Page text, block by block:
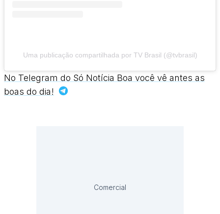
Uma publicação compartilhada por TV Brasil (@tvbrasil)
No Telegram do Só Notícia Boa você vê antes as
boas do dia!
Comercial